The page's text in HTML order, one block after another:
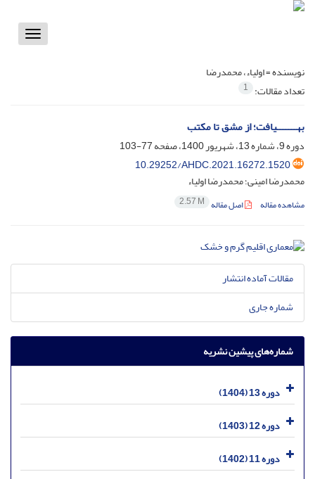
Toggle
نویسنده =اولیاء، محمدرضا
تعداد مقالات: 1
بهـــــــیافت؛ از مشق تا مکتب
دوره 9، شماره 13، شهریور 1400، صفحه
77-103
10.29252/AHDC.2021.16272.1520
محمدرضا امینی؛ محمدرضا اولیاء
مشاهده مقاله اصل مقاله 2.57 M
مقالات آماده انتشار
شماره جاری
شماره‌های پیشین نشریه
دوره 13 (1404)
دوره 12 (1403)
دوره 11 (1402)